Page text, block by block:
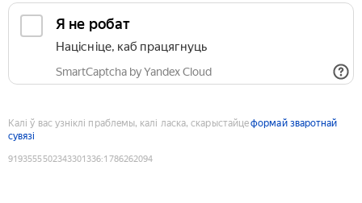
Я не робат
Націсніце, каб працягнуць
SmartCaptcha by Yandex Cloud
Калі ў вас узніклі праблемы, калі ласка, скарыстайцеформай зваротнай
сувязі
9193555502343301336:1786262094